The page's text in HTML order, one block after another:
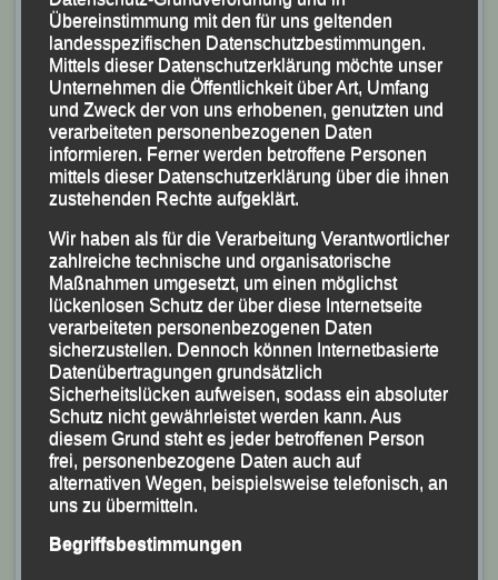
passau.deist die sog. Online-Anmeldung
freigeschaltet; weitere Infos wie z.B. Streckenplan und
-schema können dort ebenfalls abgerufen werden.
Meldeschlussist der17. Mai (12.00 Uhr mittags).
Meldungen sollen grundsätzlich online erfolgen.
Sollte sich jemand ausnahmsweise persönlich
Domplatz 3, 94032 Passau, im Vorfeld des DJK-
Domlaufes möglich (Barzahlung).
Vereine können auch den DLV-Meldevordruck
verwenden und diesen an die DJK-Geschäftsstelle
schicken. In beiden Fällen wird
ein Organisationszuschlag von € 2,00 erhoben.
Die Zeitnahme beim DJK-Domlauf erfolgt mit Chip und
Bodenmatte.
Für weitere Informationen steht auch die
Geschäftsstelle des DJK-Diözesanverbandes Passau
Übereinstimmung mit den für uns geltenden
landesspezifischen Datenschutzbestimmungen.
Mittels dieser Datenschutzerklärung möchte unser
Unternehmen die Öffentlichkeit über Art, Umfang
und Zweck der von uns erhobenen, genutzten und
verarbeiteten personenbezogenen Daten
informieren. Ferner werden betroffene Personen
mittels dieser Datenschutzerklärung über die ihnen
zustehenden Rechte aufgeklärt.
Wir haben als für die Verarbeitung Verantwortlicher
zahlreiche technische und organisatorische
Maßnahmen umgesetzt, um einen möglichst
lückenlosen Schutz der über diese Internetseite
verarbeiteten personenbezogenen Daten
sicherzustellen. Dennoch können Internetbasierte
Datenübertragungen grundsätzlich
Sicherheitslücken aufweisen, sodass ein absoluter
Schutz nicht gewährleistet werden kann. Aus
diesem Grund steht es jeder betroffenen Person
frei, personenbezogene Daten auch auf
alternativen Wegen, beispielsweise telefonisch, an
uns zu übermitteln.
Begriffsbestimmungen